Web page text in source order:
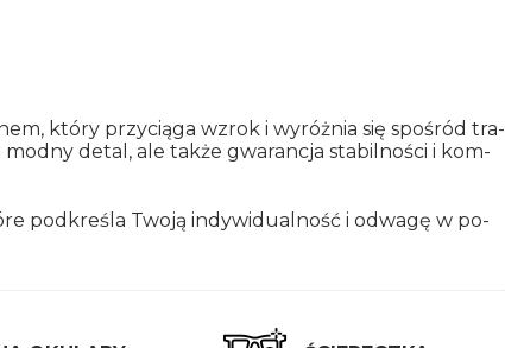
który przy­cią­ga wzrok i wy­róż­nia się spo­śród tra­
detal, ale także gwa­ran­cja sta­bil­no­ści i kom­
pod­kre­śla Twoją in­dy­wi­du­al­ność i od­wa­gę w po­